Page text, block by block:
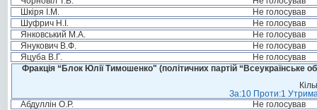
Шкіря І.М.
Не голосував
Шуфрич Н.І.
Не голосував
Янковський М.А.
Не голосував
Янукович В.Ф.
Не голосував
Яцуба В.Г.
Не голосував
Фракція “Блок Юлії Тимошенко" (політичних партій “Всеукраїнське
За:10 Проти:1
Абдуллін О.Р.
Не голосував